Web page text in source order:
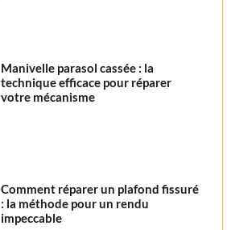
Manivelle parasol cassée : la
technique efficace pour réparer
votre mécanisme
Comment réparer un plafond fissuré
: la méthode pour un rendu
impeccable